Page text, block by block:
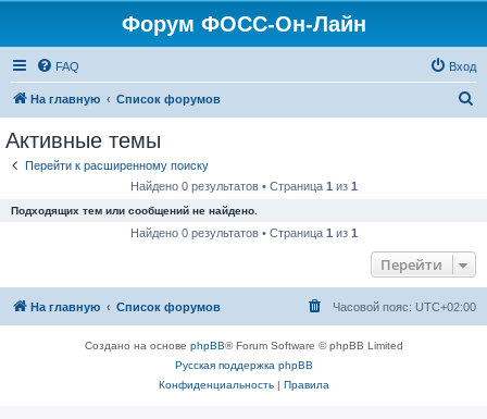
Форум ФОСС-Он-Лайн
FAQ Вход
На главную Список форумов
Активные темы
Перейти к расширенному поиску
Найдено 0 результатов • Страница 1 из 1
Подходящих тем или сообщений не найдено.
Найдено 0 результатов • Страница 1 из 1
Перейти
На главную Список форумов Часовой пояс: UTC+02:00
Создано на основе phpBB® Forum Software © phpBB Limited
Русская поддержка phpBB
Конфиденциальность| Правила